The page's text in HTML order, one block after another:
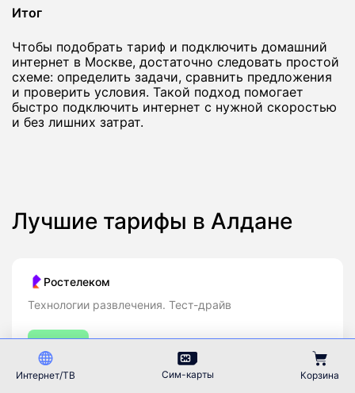
Итог
Чтобы подобрать тариф и подключить домашний
интернет в Москве, достаточно следовать простой
схеме: определить задачи, сравнить предложения
и проверить условия. Такой подход помогает
быстро подключить интернет с нужной скоростью
и без лишних затрат.
Лучшие тарифы в Алдане
Ростелеком
Технологии развлечения. Тест-драйв
Квартира
100Мбит/с
Интернет/ТВ Сим-карты Корзина